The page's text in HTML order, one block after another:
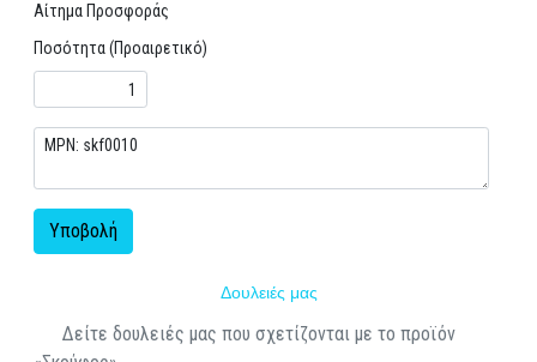
Αίτημα Προσφοράς
Ποσότητα (Προαιρετικό)
Υποβολή
Δουλειές μας
Δείτε δουλειές μας που σχετίζονται με το προϊόν